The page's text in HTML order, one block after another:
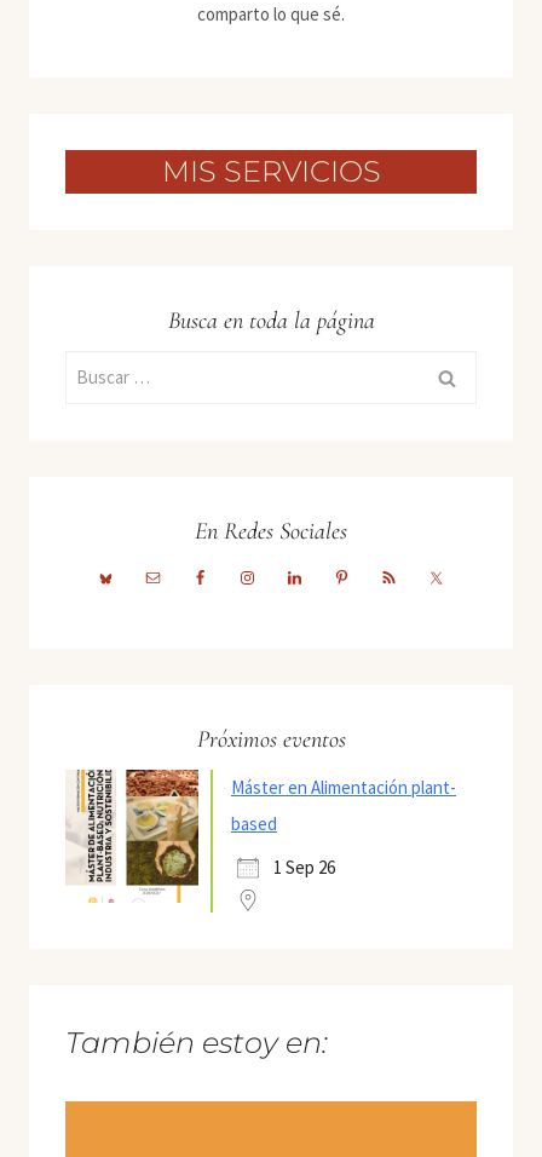
comparto lo que sé.
MIS SERVICIOS
Busca en toda la página
Buscar:
En Redes Sociales
Próximos eventos
Máster en Alimentación plant-
based
1 Sep 26
También estoy en: